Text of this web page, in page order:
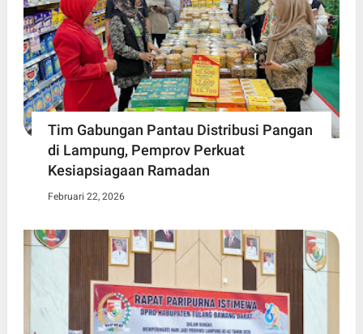
Tim Gabungan Pantau Distribusi Pangan
di Lampung, Pemprov Perkuat
Kesiapsiagaan Ramadan
Februari 22, 2026